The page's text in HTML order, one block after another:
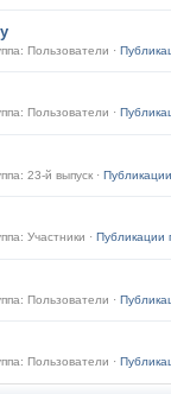
Пользователи ·
Пользователи ·
23-й выпуск ·
Участники · Публикации
Пользователи ·
Пользователи ·